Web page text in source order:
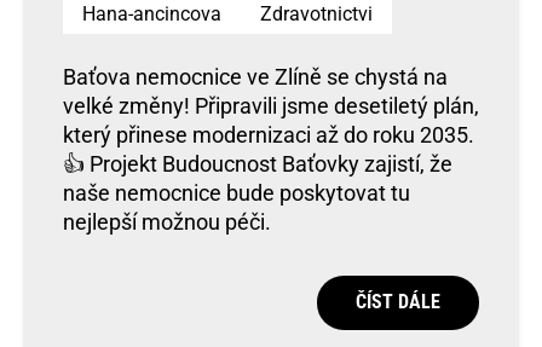
Hana-ancincova Zdravotnictvi
Baťova nemocnice ve Zlíně se chystá na
velké změny! Připravili jsme desetiletý plán,
který přinese modernizaci až do roku 2035.
👍 Projekt Budoucnost Baťovky zajistí, že
naše nemocnice bude poskytovat tu
nejlepší možnou péči.
ČÍST DÁLE